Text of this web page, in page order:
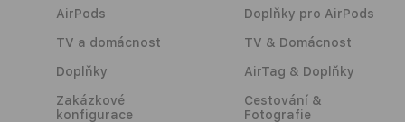
AirPods
TV a domácnost
Doplňky
Zakázkové
konfigurace
Doplňky pro AirPods
TV & Domácnost
AirTag & Doplňky
Cestování &
Fotografie